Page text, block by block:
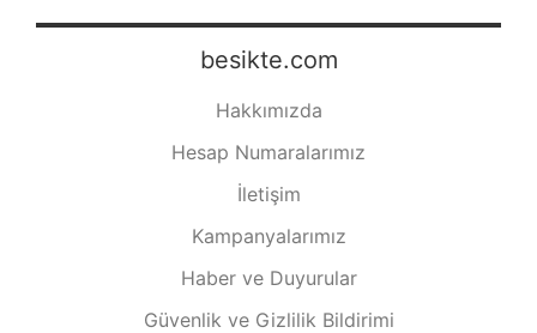
besikte.com
Hakkımızda
Hesap Numaralarımız
İletişim
Kampanyalarımız
Haber ve Duyurular
Güvenlik ve Gizlilik Bildirimi